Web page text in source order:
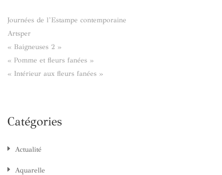
Journées de l’Estampe contemporaine
Artsper
« Baigneuses 2 »
« Pomme et fleurs fanées »
« Intérieur aux fleurs fanées »
Catégories
Actualité
Aquarelle